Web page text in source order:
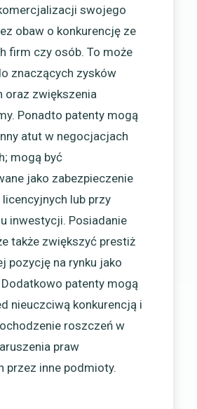
swojego
obaw o konkurencję ze
firm czy osób. To może
znaczących zysków
oraz zwiększenia
Ponadto patenty mogą
atut w negocjacjach
mogą być
jako zabezpieczenie
lub przy
inwestycji. Posiadanie
także zwiększyć prestiż
pozycję na rynku jako
patenty mogą
nieuczciwą konkurencją i
roszczeń w
praw
przez inne podmioty.